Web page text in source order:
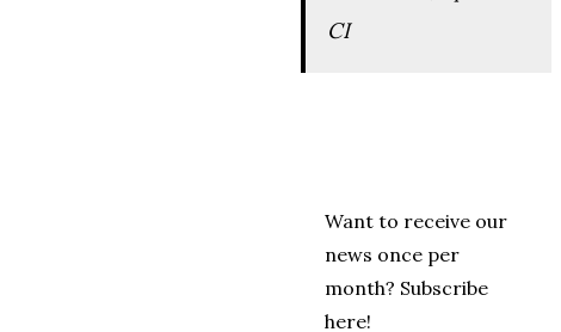
CI
Want to receive our
news once per
month? Subscribe
here!